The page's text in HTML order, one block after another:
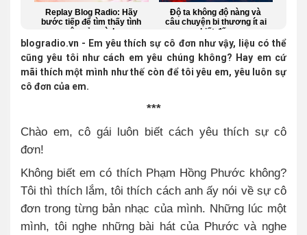
Replay Blog Radio: Hãy
bước tiếp để tìm thấy tình
yêu của mình
Độ ta không độ nàng và
câu chuyện bi thương ít ai
biết đến
blogradio.vn - Em yêu thích sự cô đơn như vậy, liệu có thể
cũng yêu tôi như cách em yêu chúng không? Hay em cứ
mãi thích một mình như thế còn để tôi yêu em, yêu luôn sự
cô đơn của em.
***
Chào em, cô gái luôn biết cách yêu thích sự cô
đơn!
Không biết em có thích Phạm Hồng Phước không?
Tôi thì thích lắm, tôi thích cách anh ấy nói về sự cô
đơn trong từng bản nhạc của mình. Những lúc một
mình, tôi nghe những bài hát của Phước và nghe